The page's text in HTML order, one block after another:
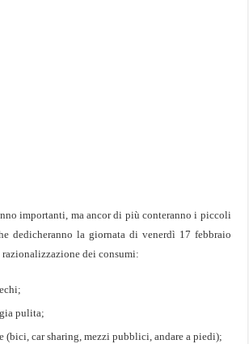
importanti, ma ancor di più conteranno i piccoli
dedicheranno la giornata di venerdì 17 febbraio
dei consumi:
pulita;
(bici, car sharing, mezzi pubblici, andare a piedi);